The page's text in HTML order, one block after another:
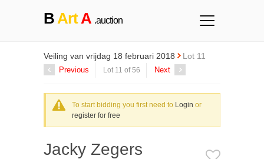
BArtA .auction
Veiling van vrijdag 18 februari 2018 Lot 11
Previous Lot 11 of 56 Next
To start bidding you first need to Login or
register for free
Jacky Zegers